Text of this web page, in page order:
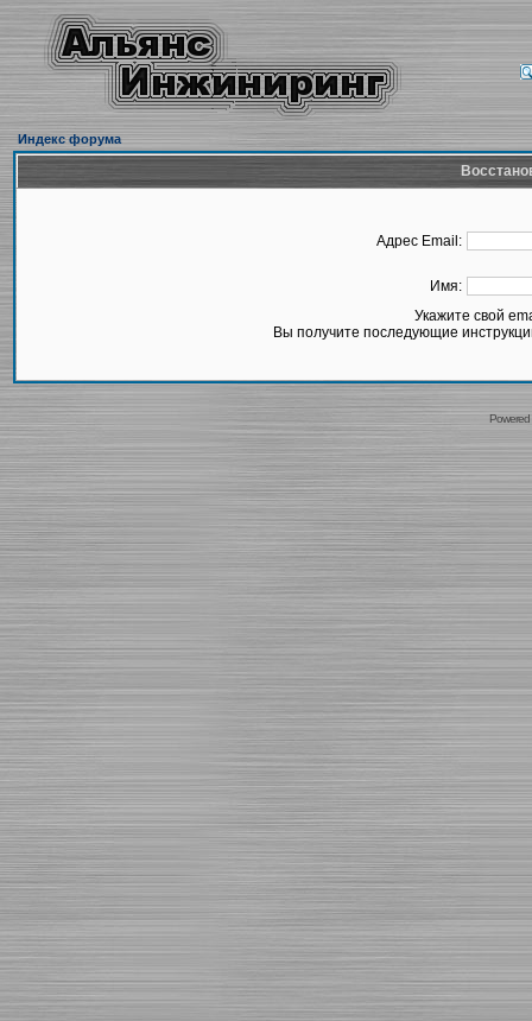
Индекс форума
Адрес Email:
Имя:
Укажите свой
Вы получите последующие